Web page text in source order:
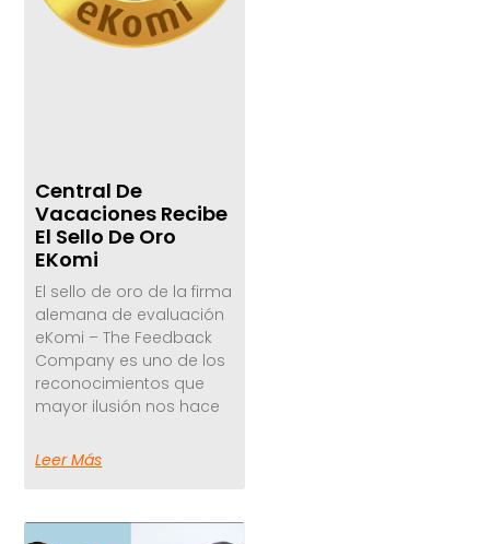
Central De
Vacaciones Recibe
El Sello De Oro
EKomi
El sello de oro de la firma
alemana de evaluación
eKomi – The Feedback
Company es uno de los
reconocimientos que
mayor ilusión nos hace
Leer Más